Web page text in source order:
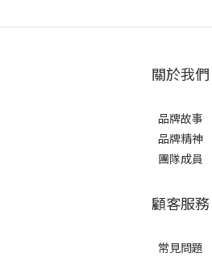
關於我們
品牌故事
品牌精神
團隊成員
顧客服務
常見問題